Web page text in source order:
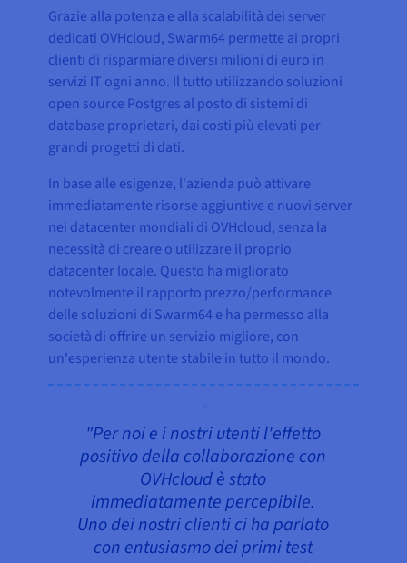
Grazie alla potenza e alla scalabilità dei server
dedicati OVHcloud, Swarm64 permette ai propri
clienti di risparmiare diversi milioni di euro in
servizi IT ogni anno. Il tutto utilizzando soluzioni
open source Postgres al posto di sistemi di
database proprietari, dai costi più elevati per
grandi progetti di dati.
In base alle esigenze, l'azienda può attivare
immediatamente risorse aggiuntive e nuovi server
nei datacenter mondiali di OVHcloud, senza la
necessità di creare o utilizzare il proprio
datacenter locale. Questo ha migliorato
notevolmente il rapporto prezzo/performance
delle soluzioni di Swarm64 e ha permesso alla
società di offrire un servizio migliore, con
un'esperienza utente stabile in tutto il mondo.
"Per noi e i nostri utenti l'effetto
positivo della collaborazione con
OVHcloud è stato
immediatamente percepibile.
Uno dei nostri clienti ci ha parlato
con entusiasmo dei primi test